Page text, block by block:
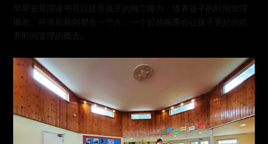
早早去英国读书可以提升孩子的独立能力，培养孩子的时间管理
概念。环境和规则塑造一个人，一个好的氛围会让孩子更好的培
养时间管理的概念
。